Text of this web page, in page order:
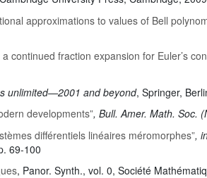
approximations to values of Bell
a continued fraction expansion for Euler’s
unlimited—2001 and beyond, Springer,
developments”, Bull. Amer. Math. Soc.
différentiels linéaires méromorphes”,
69-100
, Panor. Synth., vol. 0, Société